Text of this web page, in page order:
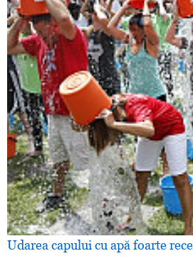
Udarea capului cu apă foarte